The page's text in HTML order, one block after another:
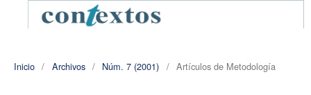
Inicio / Archivos / Núm. 7 (2001) / Artículos de Metodología